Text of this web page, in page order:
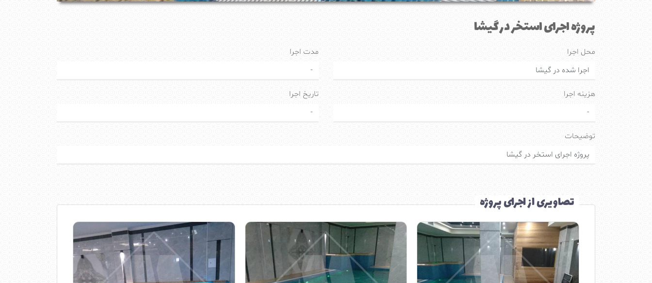
پروژه اجرای استخر در گیشا
محل اجرا
اجرا شده در گیشا
مدت اجرا
-
هزینه اجرا
-
تاریخ اجرا
-
توضیحات
پروژه اجرای استخر در گیشا
تصاویری از اجرای پروژه